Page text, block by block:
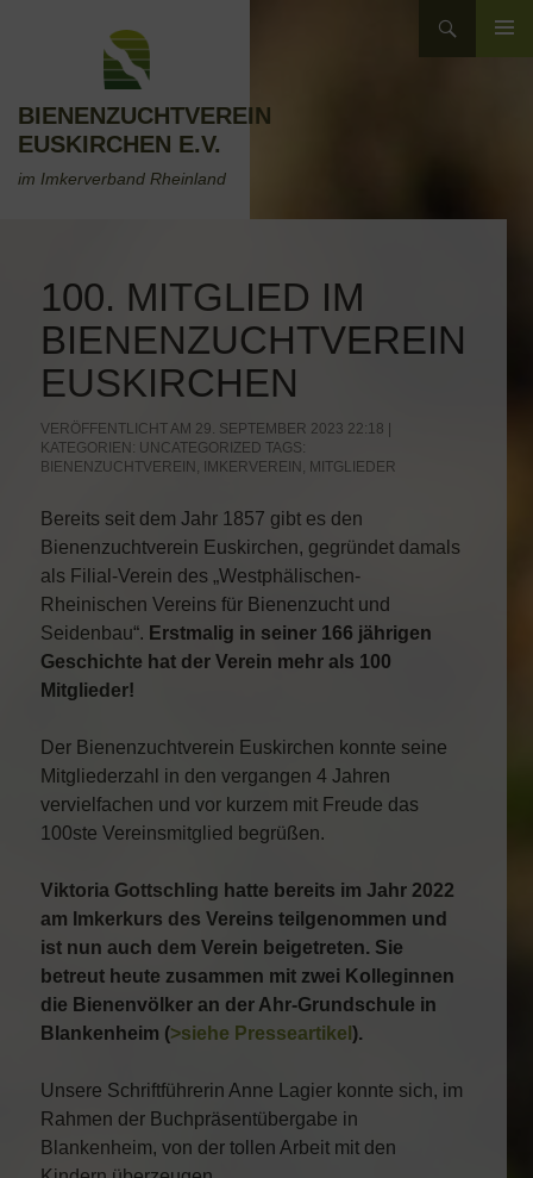
BIENENZUCHTVEREIN
EUSKIRCHEN E.V.
im Imkerverband Rheinland
100. MITGLIED IM
BIENENZUCHTVEREIN
EUSKIRCHEN
VERÖFFENTLICHT AM 29. SEPTEMBER 2023 22:18 |
KATEGORIEN: UNCATEGORIZED TAGS:
BIENENZUCHTVEREIN , IMKERVEREIN , MITGLIEDER
Bereits seit dem Jahr 1857 gibt es den
Bienenzuchtverein Euskirchen, gegründet damals
als Filial-Verein des „Westphälischen-
Rheinischen Vereins für Bienenzucht und
Seidenbau“. Erstmalig in seiner 166 jährigen
Geschichte hat der Verein mehr als 100
Mitglieder!
Der Bienenzuchtverein Euskirchen konnte seine
Mitgliederzahl in den vergangen 4 Jahren
vervielfachen und vor kurzem mit Freude das
100ste Vereinsmitglied begrüßen.
Viktoria Gottschling hatte bereits im Jahr 2022
am Imkerkurs des Vereins teilgenommen und
ist nun auch dem Verein beigetreten. Sie
betreut heute zusammen mit zwei Kolleginnen
die Bienenvölker an der Ahr-Grundschule in
Blankenheim (>siehe Presseartikel ).
Unsere Schriftführerin Anne Lagier konnte sich, im
Rahmen der Buchpräsentübergabe in
Blankenheim, von der tollen Arbeit mit den